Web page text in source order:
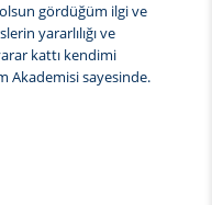
olsun gördüğüm ilgi ve
yararlılığı ve
kattı kendimi
Akademisi sayesinde.